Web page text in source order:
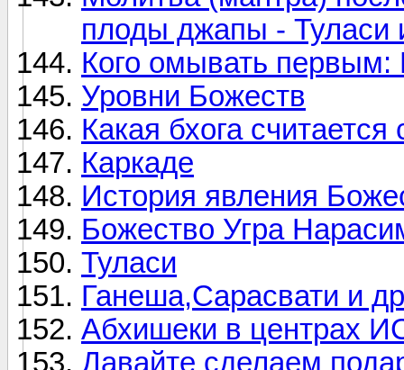
плоды джапы - Туласи
Кого омывать
Уровни Божеств
Какая бхога считается
Каркаде
История явления
Божество Угра
Туласи
Ганеша,Сарасвати и
Абхишеки в центрах
Давайте сделаем